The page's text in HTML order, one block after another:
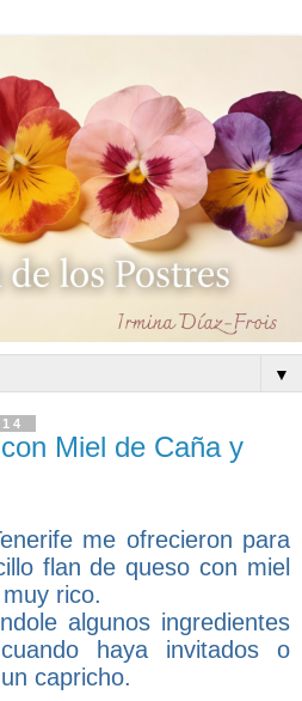
▼
Miel de Caña y
me ofrecieron para
flan de queso con miel
rico.
algunos ingredientes
haya invitados o
capricho.